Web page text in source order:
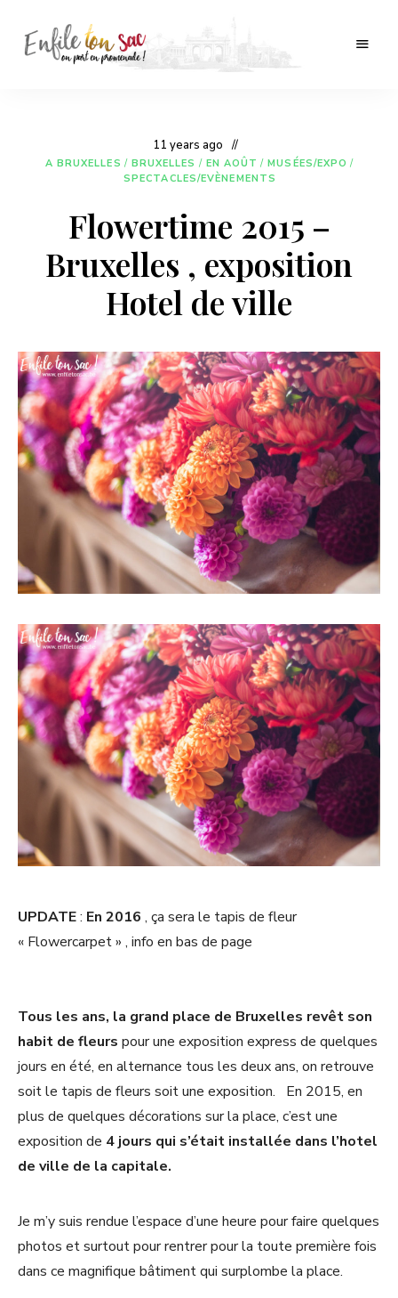
sac
11 years ago
A BRUXELLES / BRUXELLES / EN AOÛT / MUSÉES/EXPO /
SPECTACLES/EVÈNEMENTS
Flowertime 2015 –
Bruxelles , exposition
Hotel de ville
UPDATE: En 2016 , ça sera le tapis de fleur
« Flowercarpet » , info en bas de page
Tous les ans, la grand place de Bruxelles revêt son
habit de fleurs pour une exposition express de quelques
jours en été, en alternance tous les deux ans, on retrouve
soit le tapis de fleurs soit une exposition. En 2015, en
plus de quelques décorations sur la place, c’est une
exposition de 4 jours qui s’était installée dans l’hotel
de ville de la capitale.
Je m’y suis rendue l’espace d’une heure pour faire quelques
photos et surtout pour rentrer pour la toute première fois
dans ce magnifique bâtiment qui surplombe la place.